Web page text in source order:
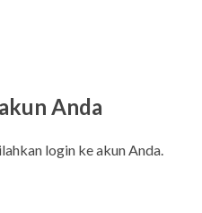
Anda
login ke akun Anda.